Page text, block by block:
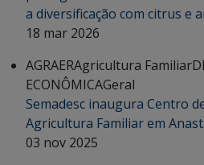
a diversificação com citrus e
18 mar 2026
AGRAERAgricultura Familiar
ECONÔMICAGeral
Semadesc inaugura Centro
Agricultura Familiar em
03 nov 2025